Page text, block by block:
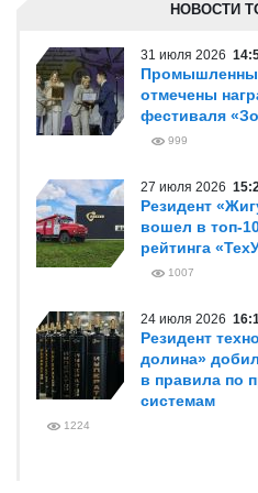
НОВОСТИ
31 июля 2026
отмечены
фестиваля
999
27 июля 2026
Резидент
вошел в топ-
рейтинга
1007
24 июля 2026
Резидент
долина»
в правила по
системам
1224